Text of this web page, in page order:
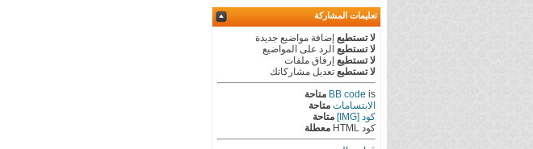
تعليمات المشاركة
لا تستطيع إضافة مواضيع جديدة
لا تستطيع الرد على المواضيع
لا تستطيع إرفاق ملفات
لا تستطيع تعديل مشاركاتك
BB code is
متاحة
الابتسامات متاحة
كود [IMG]
متاحة
كود HTML
معطلة